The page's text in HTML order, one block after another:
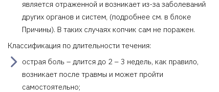
является отраженной и возникает из-за заболеваний
других органов и систем, (подробнее см. в блоке
Причины). В таких случаях копчик сам не поражен.
Классификация по длительности течения:
острая боль – длится до 2 – 3 недель, как правило,
возникает после травмы и может пройти
самостоятельно;